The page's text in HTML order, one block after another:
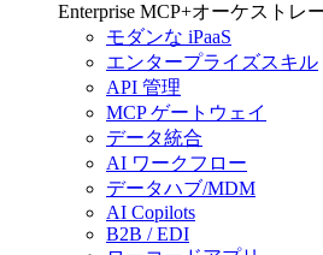
Enterprise MCP+オーケストレ
モダンな iPaaS
エンタープライズスキル
API 管理
MCP ゲートウェイ
データ統合
AI ワークフロー
データハブ/MDM
AI Copilots
B2B / EDI